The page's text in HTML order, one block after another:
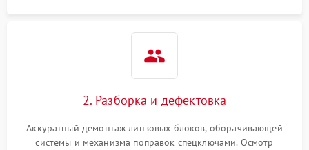
2. Разборка и дефектовка
Аккуратный демонтаж линзовых блоков, оборачивающей
системы и механизма поправок спецключами. Осмотр